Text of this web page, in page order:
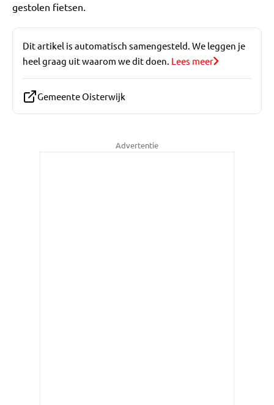
gestolen fietsen.
Dit artikel is automatisch samengesteld. We leggen je
heel graag uit waarom we dit doen. Lees meer
Gemeente Oisterwijk
Advertentie